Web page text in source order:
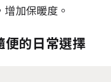
加保暖度。
便的日常選擇